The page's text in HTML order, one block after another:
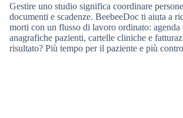
Gestire uno studio significa coordinare
documenti e scadenze. BeebeeDoc ti aiuta a
morti con un flusso di lavoro ordinato: agenda
anagrafiche pazienti, cartelle cliniche e
risultato? Più tempo per il paziente e più